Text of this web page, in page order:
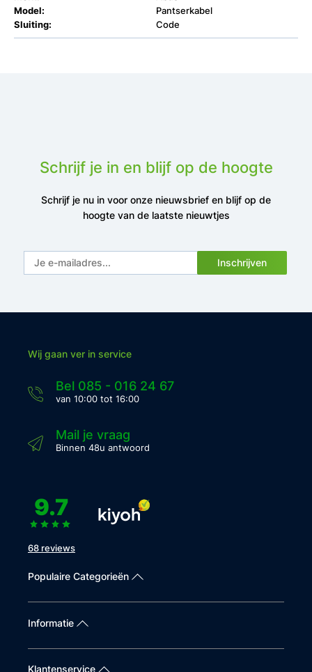
Model:
Pantserkabel
Sluiting:
Code
Schrijf je in en blijf op de hoogte
Schrijf je nu in voor onze nieuwsbrief en blijf op de
hoogte van de laatste nieuwtjes
Inschrijven
Wij gaan ver in service
Bel 085 - 016 24 67
van 10:00 tot 16:00
Mail je vraag
Binnen 48u antwoord
9.7
68 reviews
Populaire Categorieën
Informatie
Klantenservice